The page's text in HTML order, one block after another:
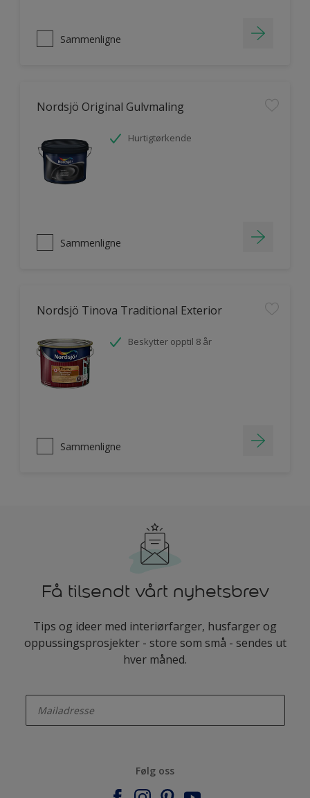
Sammenligne
Nordsjö Original Gulvmaling
Hurtigtørkende
Sammenligne
Nordsjö Tinova Traditional Exterior
Beskytter opptil 8 år
Sammenligne
Få tilsendt vårt nyhetsbrev
Tips og ideer med interiørfarger, husfarger og
oppussingsprosjekter - store som små - sendes ut
hver måned.
Følg oss